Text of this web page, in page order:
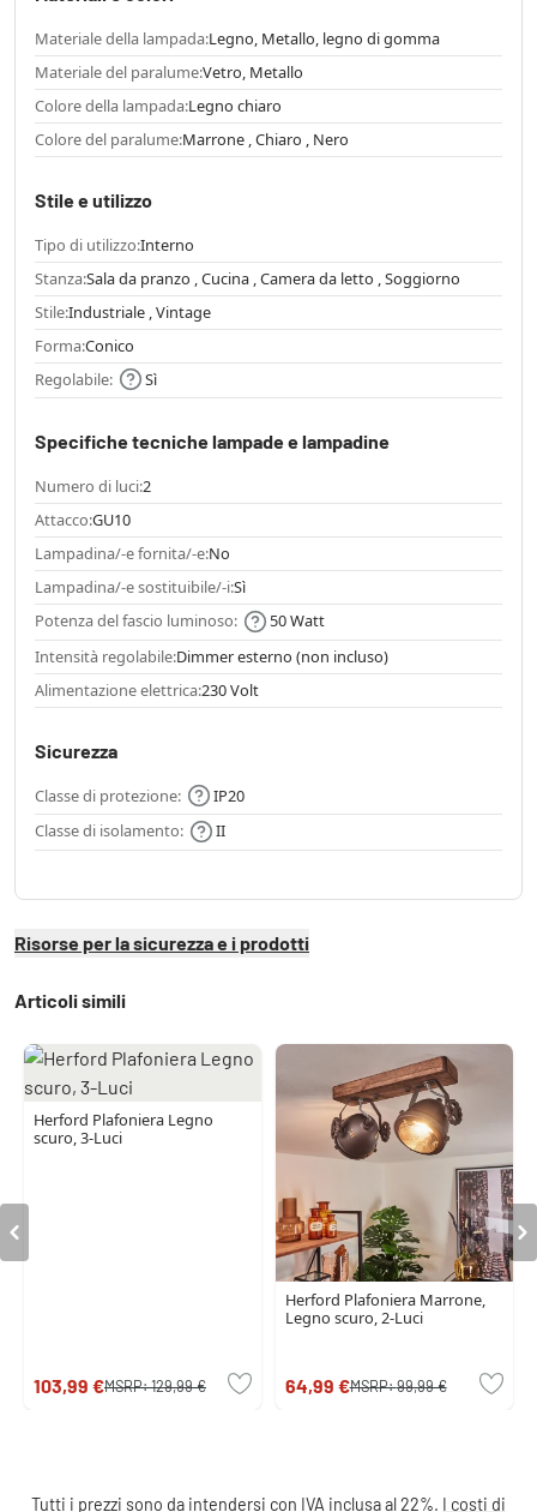
Materiale della lampada:Legno, Metallo, legno di gomma
Materiale del paralume:Vetro, Metallo
Colore della lampada:Legno chiaro
Colore del paralume:Marrone , Chiaro , Nero
Stile e utilizzo
Tipo di utilizzo:Interno
Stanza:Sala da pranzo , Cucina , Camera da letto , Soggiorno
Stile:Industriale , Vintage
Forma:Conico
Regolabile:
Sì
Specifiche tecniche lampade e lampadine
Numero di luci:2
Attacco:GU10
Lampadina/-e fornita/-e:No
Lampadina/-e sostituibile/-i:Sì
Potenza del fascio luminoso:
50 Watt
Intensità regolabile:Dimmer esterno (non incluso)
Alimentazione elettrica:230 Volt
Sicurezza
Classe di protezione:
IP20
Classe di isolamento:
II
Risorse per la sicurezza e i prodotti
Articoli simili
Herford Plafoniera Legno
scuro, 3-Luci
103,99 €MSRP:129,99 €
Herford Plafoniera Marrone,
Legno scuro, 2-Luci
64,99 €MSRP:99,99 €
Tutti i prezzi sono da intendersi con IVA inclusa al 22%. I costi di